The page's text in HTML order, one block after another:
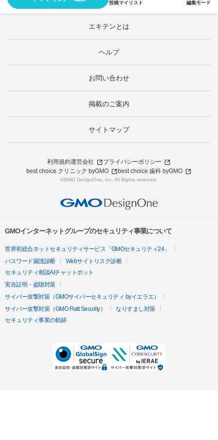
投稿マイリスト 編集モード
エキテンとは
ヘルプ
お問い合わせ
掲載のご案内
サイトマップ
利用規約運営会社
プライバシーポリシー
best choice クリニック byGMO
best choice 歯科 byGMO
©GMO DesignOne, Inc. All Rights reserved.
GMOインターネットグループのセキュリティ事業について
世界初総合ネットセキュリティサービス「GMOセキュリティ24」
パスワード漏洩診断
Webサイトリスク診断
セキュリティ相談AIチャットボット
実在証明・盗聴対策
サイバー攻撃対策（GMOサイバーセキュリティ byイエラエ）
サイバー攻撃対策（GMO Flatt Security）
なりすまし対策
セキュリティ事業の軌跡